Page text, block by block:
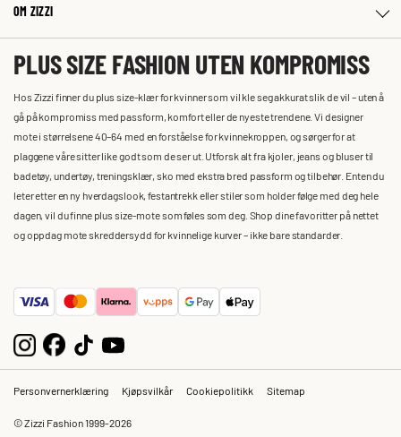
OM ZIZZI
PLUS SIZE FASHION UTEN KOMPROMISS
Hos Zizzi finner du plus size-klær for kvinner som vil kle seg akkurat slik de vil – uten å
gå på kompromiss med passform, komfort eller de nyeste trendene. Vi designer
mote i størrelsene 40–64 med en forståelse for kvinnekroppen, og sørger for at
plaggene våre sitter like godt som de ser ut. Utforsk alt fra kjoler, jeans og bluser til
badetøy, undertøy, treningsklær, sko med ekstra bred passform og tilbehør. Enten du
leter etter en ny hverdagslook, festantrekk eller stiler som holder følge med deg hele
dagen, vil du finne plus size-mote som føles som deg. Shop dine favoritter på nettet
og oppdag mote skreddersydd for kvinnelige kurver – ikke bare standarder.
Personvernerklæring Kjøpsvilkår Cookiepolitikk Sitemap
© Zizzi Fashion 1999-2026